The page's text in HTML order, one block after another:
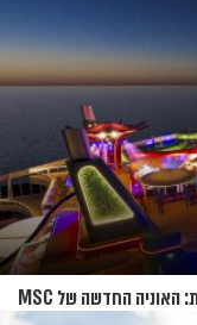
מסלולי חבלים, נדנדות מעל הים ומכוניות מתנגשות: האוניה החדשה של MSC